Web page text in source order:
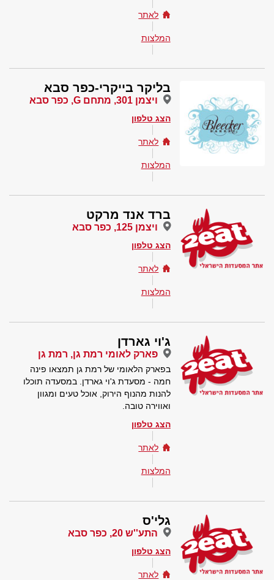
לאתר
המלצות
בליקר בייקרי-כפר סבא
ויצמן 301, מתחם G, כפר סבא
הצג טלפון
לאתר
המלצות
ברד אנד מרקט
ויצמן 125, כפר סבא
הצג טלפון
לאתר
המלצות
ג'וי גארדן
פארק לאומי רמת גן, רמת גן
בפארק הלאומי של רמת גן תמצאו פינה
חמה - מסעדת ג'וי גארדן. במסעדה תוכלו
להנות מהנוף הירוק, אוכל טעים ומגוון
ואווירה טובה.
הצג טלפון
לאתר
המלצות
גלי'ס
התע''ש 20, כפר סבא
הצג טלפון
לאתר